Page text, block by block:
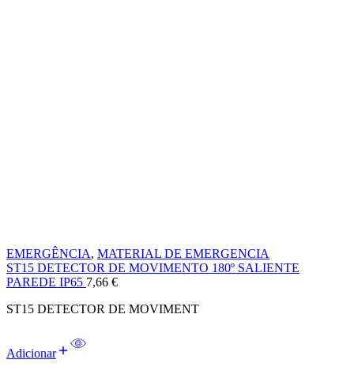
EMERGÊNCIA, MATERIAL DE EMERGENCIA
ST15 DETECTOR DE MOVIMENTO 180º SALIENTE
PAREDE IP65 7,66 €
ST15 DETECTOR DE MOVIMENT
Adicionar